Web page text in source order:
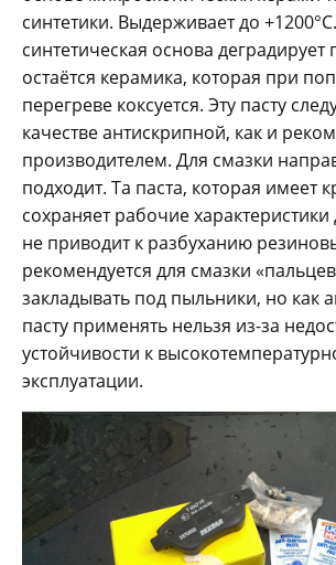
синтетики. Выдерживает до
синтетическая основа деградирует
остаётся керамика, которая при
перегреве коксуется. Эту пасту
качестве антискрипной, как и
производителем. Для смазки
подходит. Та паста, которая имеет
сохраняет рабочие характеристики
не приводит к разбуханию
рекомендуется для смазки
закладывать под пыльники, но как
пасту применять нельзя из-за
устойчивости к
эксплуатации.